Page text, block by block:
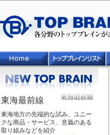
東海最前線
東海地方の先端的な試み、ユニー
クな商品・サービス、意義のある
取り組みなどを紹介